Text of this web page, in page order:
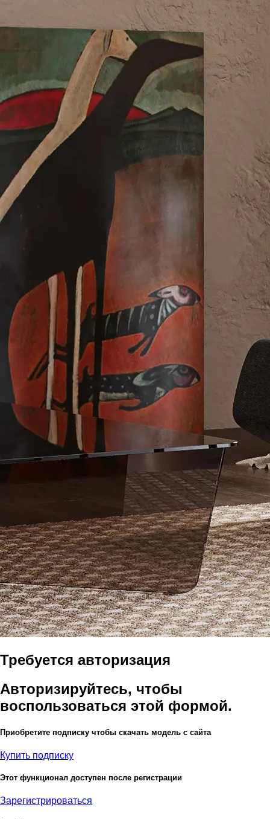
Требуется авторизация
Авторизируйтесь, чтобы
воспользоваться этой формой.
Приобретите подписку чтобы скачать модель с сайта
Купить подписку
Этот функционал доступен после регистрации
Зарегистрироваться